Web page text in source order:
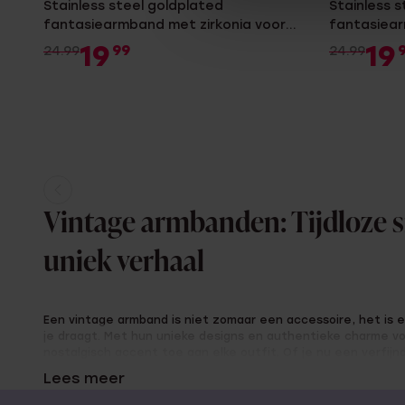
Stainless steel goldplated
fantasiearmband met zirkonia voor
dames
24.9919 99
Stainless
dames
24.9919
pagina
naar
pagina
Vintage armbanden: Tijdloze
uniek verhaal
Een vintage armband is niet zomaar een accessoire, het is
met zich mee. Bij Lucardi vind je een prachtige selectie aan
Lees meer